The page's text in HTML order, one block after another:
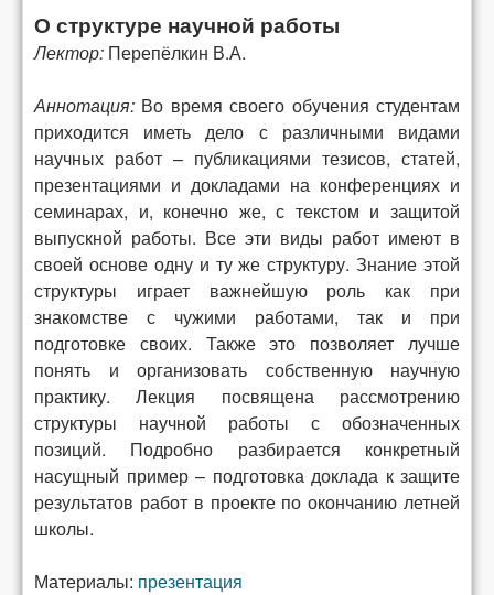
О структуре научной работы
Лектор: Перепёлкин В.А.
Аннотация: Во время своего обучения студентам
приходится иметь дело с различными видами
научных работ – публикациями тезисов, статей,
презентациями и докладами на конференциях и
семинарах, и, конечно же, с текстом и защитой
выпускной работы. Все эти виды работ имеют в
своей основе одну и ту же структуру. Знание этой
структуры играет важнейшую роль как при
знакомстве с чужими работами, так и при
подготовке своих. Также это позволяет лучше
понять и организовать собственную научную
практику. Лекция посвящена рассмотрению
структуры научной работы с обозначенных
позиций. Подробно разбирается конкретный
насущный пример – подготовка доклада к защите
результатов работ в проекте по окончанию летней
школы.
Материалы: презентация